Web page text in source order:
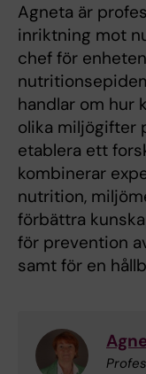
Agneta är
inriktning mot
chef för
handlar om hur
olika miljögifter
etablera ett
kombinerar
nutrition,
förbättra
för prevention
samt för en